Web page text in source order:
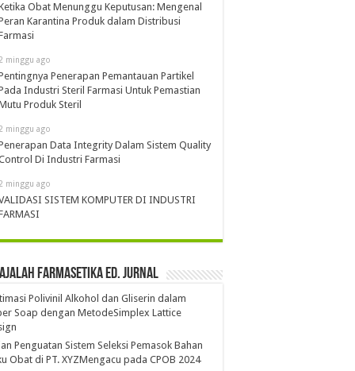
Obat Menunggu Keputusan: Mengenal
Karantina Produk dalam Distribusi
minggu ago
Penerapan Pemantauan Partikel
Industri Steril Farmasi Untuk Pemastian
Produk Steril
minggu ago
Data Integrity Dalam Sistem Quality
Di Industri Farmasi
minggu ago
SISTEM KOMPUTER DI INDUSTRI
Farmasetika Ed. Jurnal
Polivinil Alkohol dan Gliserin dalam
Soap dengan MetodeSimplex Lattice
Penguatan Sistem Seleksi Pemasok Bahan
Obat di PT. XYZMengacu pada CPOB 2024